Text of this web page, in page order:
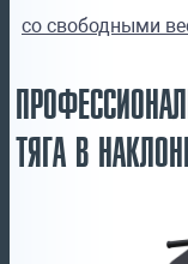
со свободными
ТЯГА В